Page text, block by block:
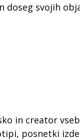
svojih
in creator
posnetki